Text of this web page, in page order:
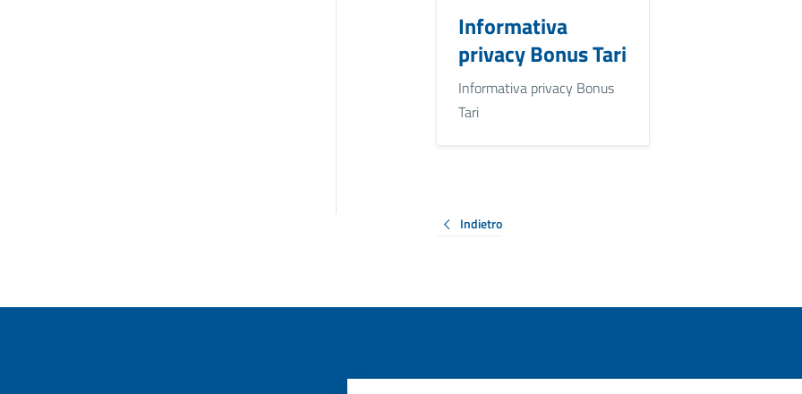
Informativa
privacy Bonus Tari
Informativa privacy Bonus
Tari
Indietro